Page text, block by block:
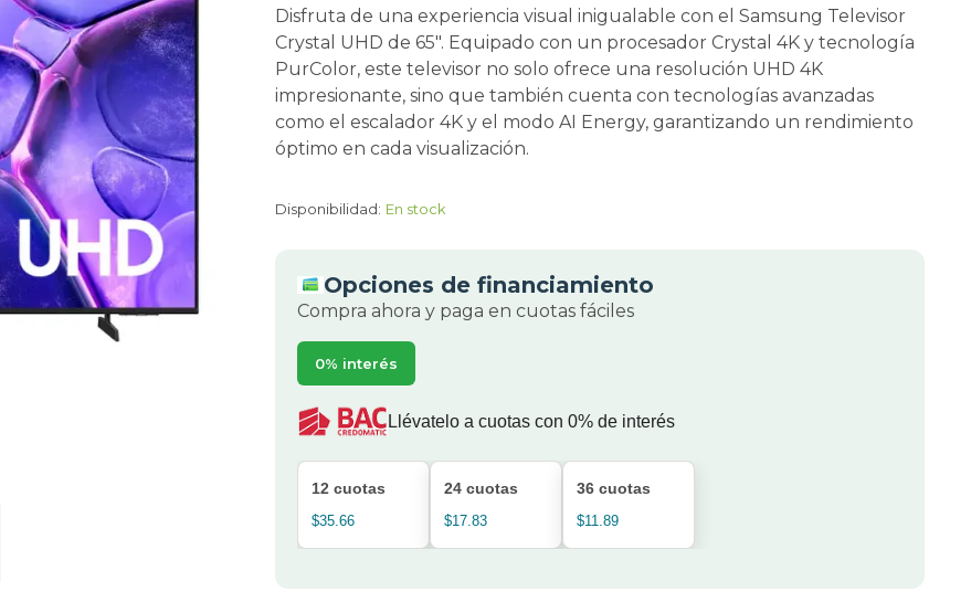
Disfruta de una experiencia visual inigualable con el Samsung Televisor
Crystal UHD de 65". Equipado con un procesador Crystal 4K y tecnología
PurColor, este televisor no solo ofrece una resolución UHD 4K
impresionante, sino que también cuenta con tecnologías avanzadas
como el escalador 4K y el modo AI Energy, garantizando un rendimiento
óptimo en cada visualización.
Disponibilidad: En stock
Opciones de financiamiento
Compra ahora y paga en cuotas fáciles
0% interés
Llévatelo a cuotas con 0% de interés
12 cuotas
$35.66
24 cuotas
$17.83
36 cuotas
$11.89